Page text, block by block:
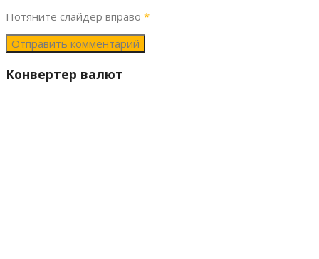
Потяните слайдер вправо *
Конвертер валют